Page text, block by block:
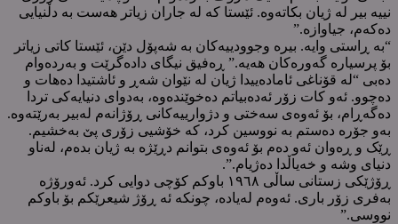
نییە بیر لە ژیان بکاتەوە. ئێستا کە لە جاران زیاتر هەست بە دڵنیایی
دەکەم، جیاوازە.”
“بە ڕاستی وایە. بیرە وجوودییەکان بە شەپۆل دێن، ئێستا کاتی زیاتر
بۆ پرسیارە گەورەکان هەیە.” ڕەفیق نیگای دادەگرێت و بەردەوام
دەبی “لە قۆناغی ئامادەییدا ژیان لە نێوان شەڕ و ئاشتیدا دەهات و
دەچوو. ئەو کات زۆر ئەدەبیاتم دەخوێندەوە، بەدوای دنیایەکی تردا
دەگەڕام، بۆ ئەوەی سەختی و دژوارییەکانی ڕۆژانەم لەبیر بەرێتەوە.
بەو جۆرە دەستم بە نووسین کرد، کە خۆشیی زۆری پێ بەخشیم.
ڕێک و ڕەوان ئەو دەم بۆ ئەوەی بتوانم دڕێژە بە ژیان بدەم، لەناو
دنیای وشە و خەیاڵدا دەژیام.”.
ڕۆژێکی زستانی ساڵی ١٩٦٨ باوکم کۆچی دوایی کرد. ئەورۆژە
بەفری زۆر باری. ئەوەم لەیادە، چونکە ئە ڕۆژ شیعرێکم بۆ باوکم
نووسی.”